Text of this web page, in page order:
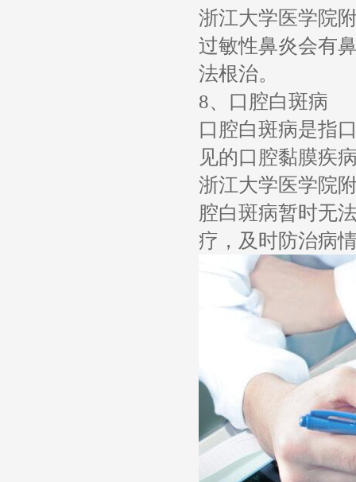
浙江大学医学院
过敏性鼻炎会有
法根治。
8、口腔白斑病
口腔白斑病是指
见的口腔黏膜疾
浙江大学医学院
腔白斑病暂时无
疗，及时防治病